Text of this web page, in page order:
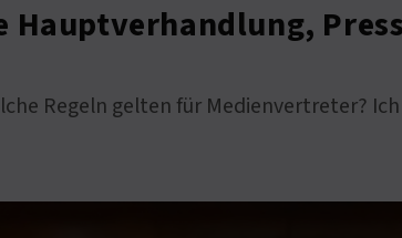
Hauptverhandlung,
Regeln gelten für Medienvertreter?